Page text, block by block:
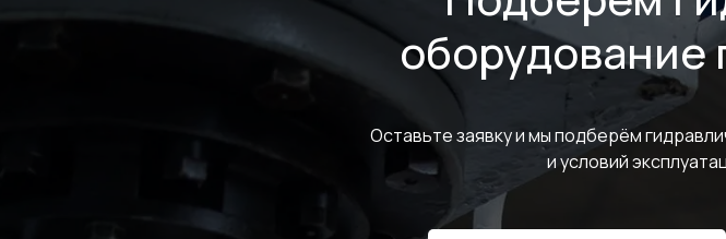
оборудование
Оставьте заявку и мы подберём
и условий